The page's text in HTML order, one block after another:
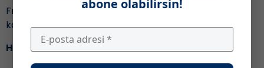
Fransa’daki eğitim ile ilgili gelişmeleri ve fırsatları
kaçırmamak için,
Haber bültenimize katıl!
abone olabilirsin!